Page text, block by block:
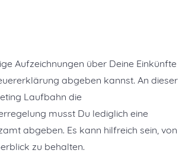
Aufzeichnungen über Deine Einkünfte
abgeben kannst. An dieser
Laufbahn die
musst Du lediglich eine
abgeben. Es kann hilfreich sein, von
zu behalten.